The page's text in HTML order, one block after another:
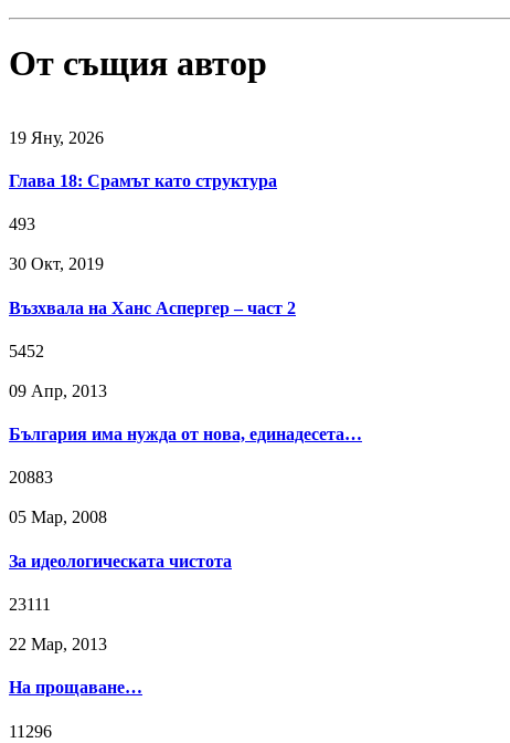
От същия автор
19 Яну, 2026
Глава 18: Срамът като структура
493
30 Окт, 2019
Възхвала на Ханс Аспергер – част 2
5452
09 Апр, 2013
България има нужда от нова, единадесета…
20883
05 Мар, 2008
За идеологическата чистота
23111
22 Мар, 2013
На прощаване…
11296